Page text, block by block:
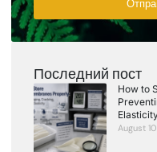
Последний пост
How to
August